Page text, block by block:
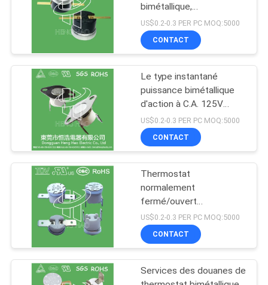
VISITE
D'USINE
CONTRÔLE
LA
QUALITÉ
CONTACT
NOUVELLES
bimétal KSD301
Commutateur de
protection
thermique
223
Thermostat KSD302
18
bimétallique,
commutateur de
commande limité de
basse température H31
US$0.2-0.3 PER PC MOQ:5000
CONTACT
Le type instantané
puissance bimétallique
d'action à C.A. 125V
250V de thermostat de
KSD301 a évalué
US$0.2-0.3 PER PC MOQ:5000
CONTACT
Thermostat
normalement
fermé/ouvert
d'interrupteur thermique
de la température
KSD301 bimétallique, de
automatique
US$0.2-0.3 PER PC MOQ:5000
CONTACT
Services des douanes de